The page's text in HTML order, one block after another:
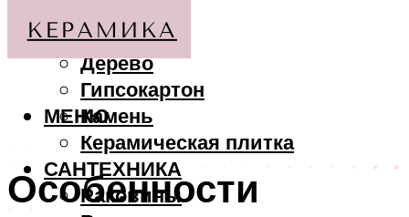
МАТЕРИАЛЫ
Дерево
Гипсокартон
Камень
Керамическая плитка
САНТЕХНИКА
Раковины
МЕНЮ
Особенности